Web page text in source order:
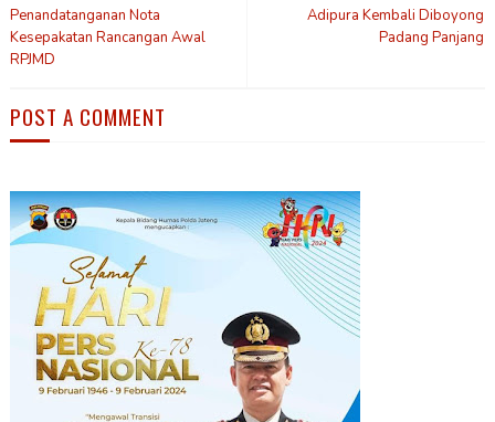
Adipura Kembali Diboyong
Padang Panjang
Penandatanganan Nota
Kesepakatan Rancangan Awal
RPJMD
POST A COMMENT